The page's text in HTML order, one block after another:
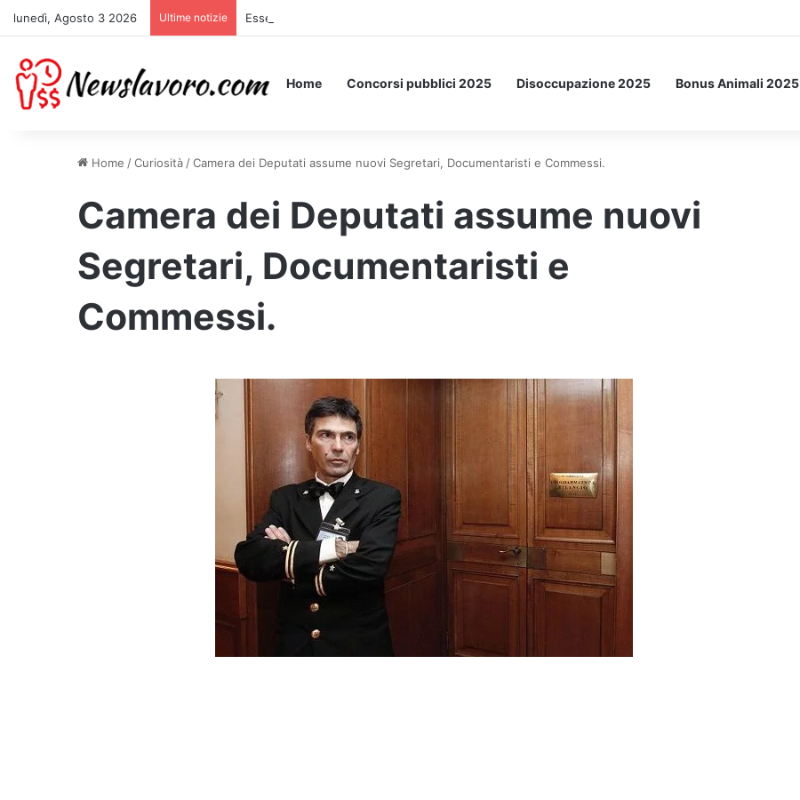
lunedì, Agosto 3 2026 Ultime notizie Essere Pagati per Stare a Letto: ecco l’esperimento spaziale.
Home Concorsi pubblici 2025 Disoccupazione 2025 Bonus Animali 2025
Home /Curiosità /Camera dei Deputati assume nuovi Segretari, Documentaristi e Commessi.
Camera dei Deputati assume nuovi
Segretari, Documentaristi e
Commessi.